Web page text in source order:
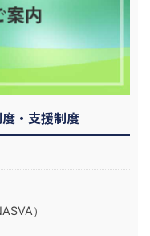
・支援制度
）